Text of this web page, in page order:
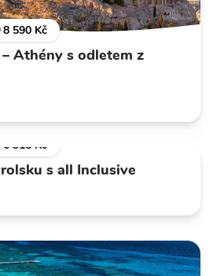
8 590 Kč
Athény s odletem z
6 318 Kč
s all Inclusive